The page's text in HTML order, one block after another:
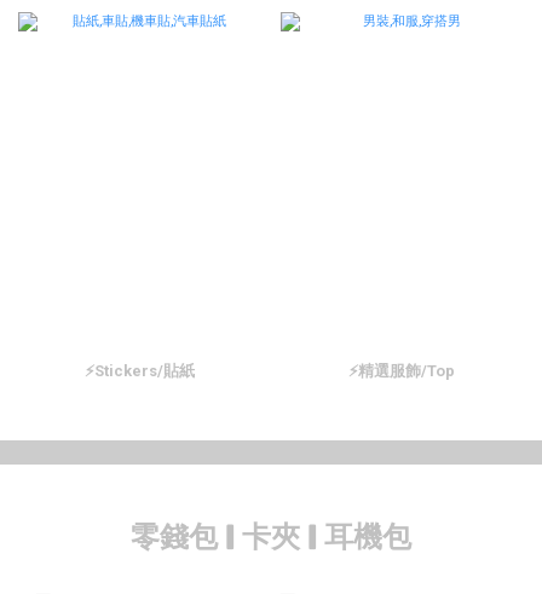
⚡Stickers/貼紙 ⚡精選服飾/Top
零錢包 | 卡夾 | 耳機包